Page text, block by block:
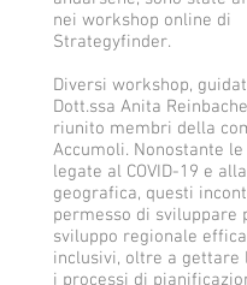
nei workshop online di
Strategyfinder.
Diversi workshop,
Dott.ssa Anita
riunito membri della
Accumoli. Nonostante
legate al COVID-19 e
geografica, questi
permesso di sviluppare
sviluppo regionale
inclusivi, oltre a gettare
i processi di